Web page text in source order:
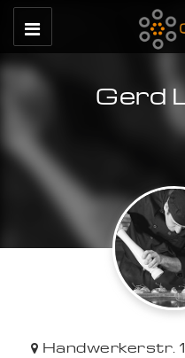
Gerd
Handwerkerstr. 1